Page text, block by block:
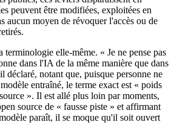
peuvent être modifiées, exploitées en
aucun moyen de révoquer l'accès ou de
terminologie elle-même. « Je ne pense pas
dans l'IA de la même manière que dans
déclaré, notant que, puisque personne ne
entraîné, le terme exact est « poids
». Il est allé plus loin par moments,
source de « fausse piste » et affirmant
paraît, il se moque qu'il soit ouvert